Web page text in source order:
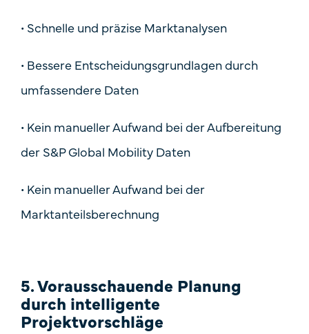
• Schnelle und präzise Marktanalysen
• Bessere Entscheidungsgrundlagen durch
umfassendere Daten
• Kein manueller Aufwand bei der Aufbereitung
der S&P Global Mobility Daten
• Kein manueller Aufwand bei der
Marktanteilsberechnung
5. Vorausschauende Planung
durch intelligente
Projektvorschläge